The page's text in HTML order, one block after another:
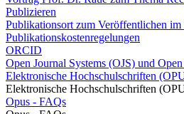
Publizieren
Publikationsort zum Veröffentlichen im
Publikationskostenregelungen
ORCID
Open Journal Systems (OJS) und
Elektronische Hochschulschriften
Elektronische Hochschulschriften
Opus - FAQs